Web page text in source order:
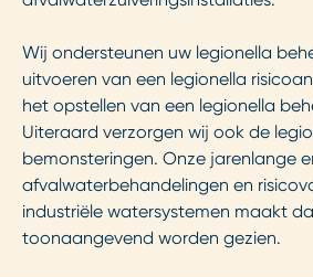
Wij ondersteunen uw legionella
uitvoeren van een legionella
het opstellen van een legionella
Uiteraard verzorgen wij ook de
bemonsteringen. Onze jarenlange
afvalwaterbehandelingen en
industriële watersystemen maakt
toonaangevend worden gezien.